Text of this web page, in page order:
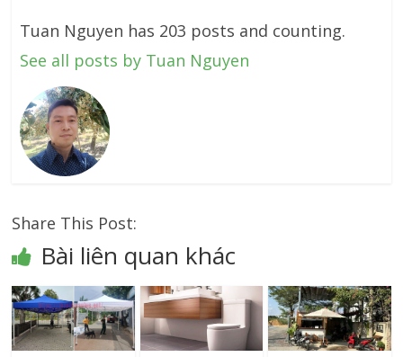
Tuan Nguyen has 203 posts and counting.
See all posts by Tuan Nguyen
Share This Post:
Bài liên quan khác